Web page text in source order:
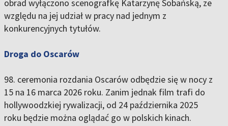
obrad wyłączono scenografkę Katarzynę Sobańską, ze
względu na jej udział w pracy nad jednym z
konkurencyjnych tytułów.
Droga do Oscarów
98. ceremonia rozdania Oscarów odbędzie się w nocy z
15 na 16 marca 2026 roku. Zanim jednak film trafi do
hollywoodzkiej rywalizacji, od 24 października 2025
roku będzie można oglądać go w polskich kinach.